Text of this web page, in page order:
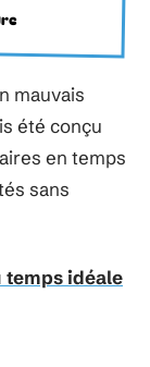
mauvais
été conçu
en temps
sans
temps idéale